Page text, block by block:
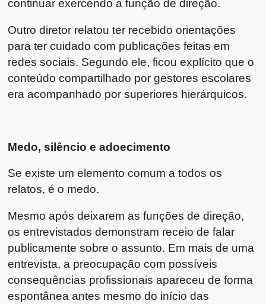
continuar exercendo a função de direção.
Outro diretor relatou ter recebido orientações
para ter cuidado com publicações feitas em
redes sociais. Segundo ele, ficou explícito que o
conteúdo compartilhado por gestores escolares
era acompanhado por superiores hierárquicos.
Medo, silêncio e adoecimento
Se existe um elemento comum a todos os
relatos, é o medo.
Mesmo após deixarem as funções de direção,
os entrevistados demonstram receio de falar
publicamente sobre o assunto. Em mais de uma
entrevista, a preocupação com possíveis
consequências profissionais apareceu de forma
espontânea antes mesmo do início das